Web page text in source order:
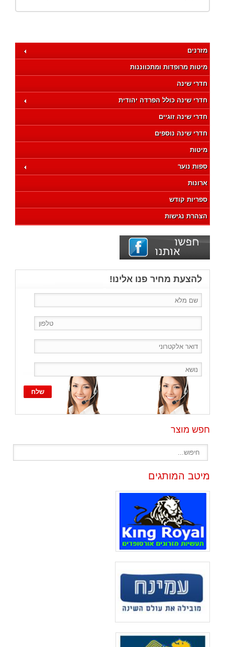
מזרנים
מיטות מרופדות ומתכווננות
חדרי שינה
חדרי שינה כולל הפרדה יהודית
חדרי שינה זוגיים
חדרי שינה נוספים
מיטות
ספות נוער
ארונות
ספריות קודש
הצהרת נגישות
להצעת מחיר פנו אלינו!
חפש מוצר
מיטב המותגים